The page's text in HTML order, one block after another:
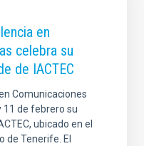
en
celebra su
de IACTEC
Comunicaciones
11 de febrero su
ubicado en el
de Tenerife. El